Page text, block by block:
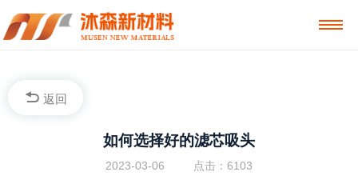
返回
如何选择好的滤芯吸头
2023-03-06 点击：6103